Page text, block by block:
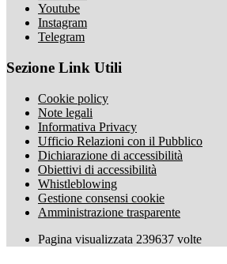
Youtube
Instagram
Telegram
Sezione Link Utili
Cookie policy
Note legali
Informativa Privacy
Ufficio Relazioni con il Pubblico
Dichiarazione di accessibilità
Obiettivi di accessibilità
Whistleblowing
Gestione consensi cookie
Amministrazione trasparente
Pagina visualizzata 239637 volte